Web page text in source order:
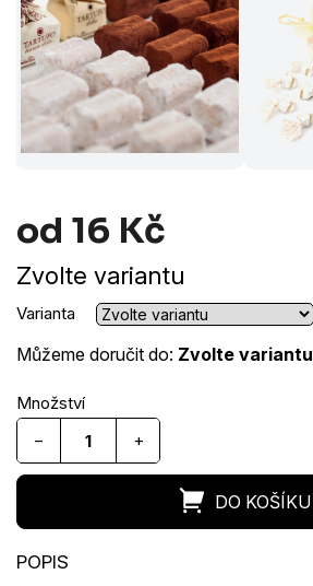
od 16 Kč
cena:
Zvolte variantu
Varianta
Můžeme doručit do: Zvolte variantu
+
−